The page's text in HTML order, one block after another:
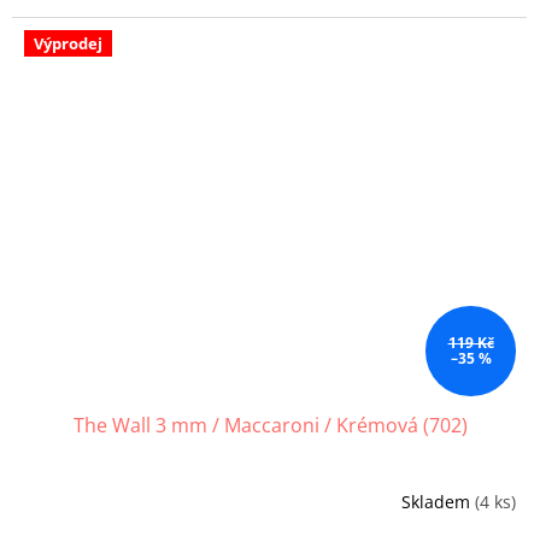
Výprodej
119 Kč
–35 %
The Wall 3 mm / Maccaroni / Krémová (702)
Skladem (4 ks)